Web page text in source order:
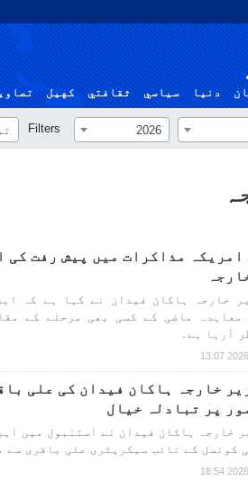
دنیا سياسي ثقافتي کهيل
2026
Filters
امریکہ مذاکرات میں پیش رفت کی
خارجہ ہاکان فیدان نے کہا ہے کہ
معاہدہ ماضی کے کسی بھی مرحلے کے
آرہا ہے۔
2026-
خارجہ ہاکان فیدان کی علی
پر تبادلہ خیال
خارجہ ہاکان فیدان نے استنبول میں
کونسل کے نائب سیکریٹری علی باقری سے
2026-